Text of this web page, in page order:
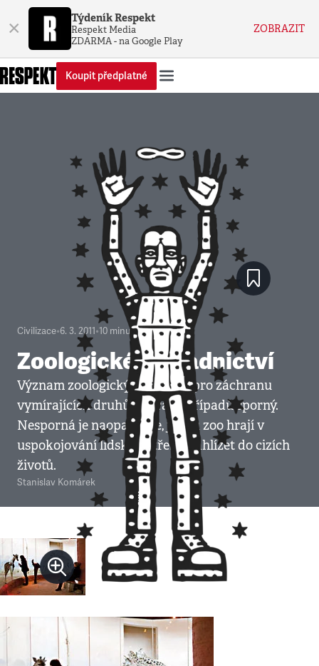
× Týdeník Respekt
Respekt Media
ZDARMA - na Google Play
ZOBRAZIT
Koupit předplatné
Civilizace•6. 3. 2011•10 minut
Zoologické zahradnictví
Význam zoologických zahrad pro záchranu
vymírajících druhů je v řadě případů sporný.
Nesporná je naopak role, jakou zoo hrají v
uspokojování lidské potřeby nahlížet do cizích
životů.
Stanislav Komárek